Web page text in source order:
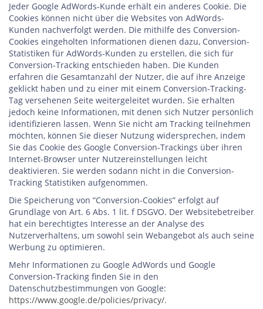
Jeder Google AdWords-Kunde erhält ein anderes Cookie. Die
Cookies können nicht über die Websites von AdWords-
Kunden nachverfolgt werden. Die mithilfe des Conversion-
Cookies eingeholten Informationen dienen dazu, Conversion-
Statistiken für AdWords-Kunden zu erstellen, die sich für
Conversion-Tracking entschieden haben. Die Kunden
erfahren die Gesamtanzahl der Nutzer, die auf ihre Anzeige
geklickt haben und zu einer mit einem Conversion-Tracking-
Tag versehenen Seite weitergeleitet wurden. Sie erhalten
jedoch keine Informationen, mit denen sich Nutzer persönlich
identifizieren lassen. Wenn Sie nicht am Tracking teilnehmen
möchten, können Sie dieser Nutzung widersprechen, indem
Sie das Cookie des Google Conversion-Trackings über ihren
Internet-Browser unter Nutzereinstellungen leicht
deaktivieren. Sie werden sodann nicht in die Conversion-
Tracking Statistiken aufgenommen.
Die Speicherung von “Conversion-Cookies” erfolgt auf
Grundlage von Art. 6 Abs. 1 lit. f DSGVO. Der Websitebetreiber
hat ein berechtigtes Interesse an der Analyse des
Nutzerverhaltens, um sowohl sein Webangebot als auch seine
Werbung zu optimieren.
Mehr Informationen zu Google AdWords und Google
Conversion-Tracking finden Sie in den
Datenschutzbestimmungen von Google:
https://www.google.de/policies/privacy/.